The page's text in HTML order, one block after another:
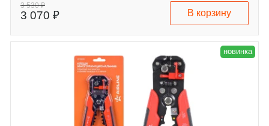
3 530 ₽
3 070 ₽ В корзину
новинка